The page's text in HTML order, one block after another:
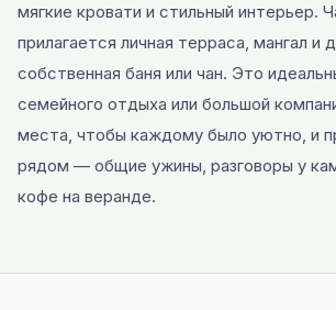
мягкие кровати и стильный интерьер.
прилагается личная терраса, мангал и
собственная баня или чан. Это
семейного отдыха или большой
места, чтобы каждому было уютно, и
рядом — общие ужины, разговоры у
кофе на веранде.